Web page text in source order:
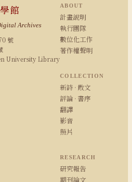
館
Archives
號
University Library
ABOUT
計畫說明
執行團隊
數位化工作
著作權聲明
COLLECTION
新詩 · 散文
評論 · 書序
翻譯
影音
照片
RESEARCH
研究報告
期刊論文